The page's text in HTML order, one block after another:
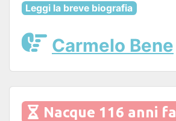
Leggi la breve biografia
Carmelo Bene
Nacque 116 anni fa